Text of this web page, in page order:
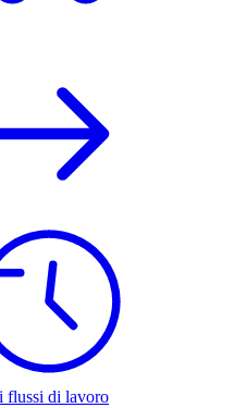
flussi di lavoro